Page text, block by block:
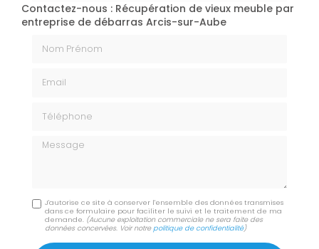
Contactez-nous : Récupération de vieux meuble par
entreprise de débarras Arcis-sur-Aube
Message
J'autorise ce site à conserver l'ensemble des données transmises
dans ce formulaire pour faciliter le suivi et le traitement de ma
demande. (Aucune exploitation commerciale ne sera faite des
données concervées. Voir notrepolitique de confidentialité)